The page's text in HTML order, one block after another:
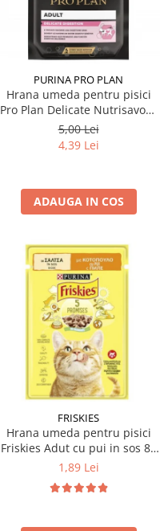
PURINA PRO PLAN
Hrana umeda pentru pisici
Pro Plan Delicate Nutrisavour
cu curcan in sos 85 gr
5,00 Lei
4,39 Lei
ADAUGA IN COS
FRISKIES
Hrana umeda pentru pisici
Friskies Adut cu pui in sos 85
gr
1,89 Lei